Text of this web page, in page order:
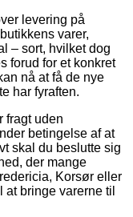
levering på
varer,
– sort, hvilket dog
forud for et konkret
nå at få de nye
har fyraften.
fragt uden
betingelse af at
skal du beslutte sig
der mange
Korsør eller
bringe varerne til